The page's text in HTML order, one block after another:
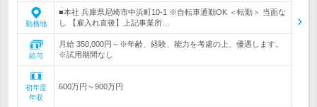
勤務地
■本社 兵庫県尼崎市中浜町10-1 ※自転車通勤OK ＜転勤＞ 当面な
し 【雇入れ直後】上記事業所…
給与
月給 350,000円～※年齢、経験、能力を考慮の上、優遇します。
※試用期間なし
初年度
年収
600万円～900万円